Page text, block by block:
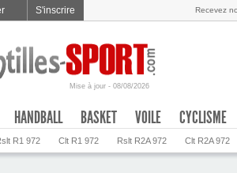
S'inscrire Recevez
Mise à jour - 08/08/2026
R1 972 Clt R1 972 Rslt R2A 972 Clt R2A 972
HANDBALL BASKET VOILE CYCLISME